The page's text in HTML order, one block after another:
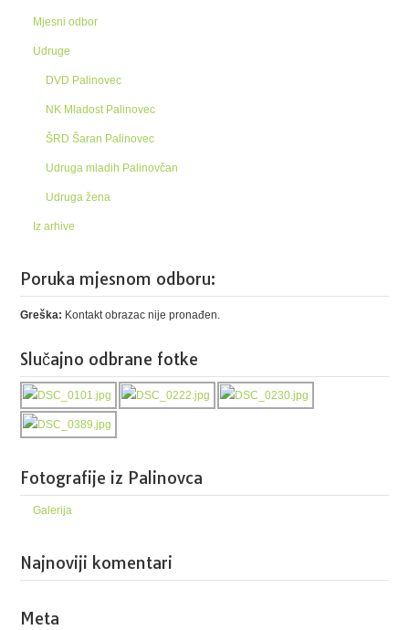
Mjesni odbor
Udruge
DVD Palinovec
NK Mladost Palinovec
ŠRD Šaran Palinovec
Udruga mladih Palinovčan
Udruga žena
Iz arhive
Poruka mjesnom odboru:
Greška: Kontakt obrazac nije pronađen.
Slučajno odbrane fotke
Fotografije iz Palinovca
Galerija
Najnoviji komentari
Meta